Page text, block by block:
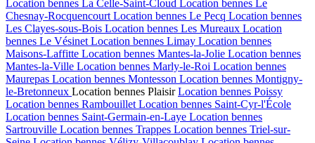
Location bennes La Celle-Saint-Cloud Location bennes Le
Chesnay-Rocquencourt Location bennes Le Pecq Location bennes
Les Clayes-sous-Bois Location bennes Les Mureaux Location
bennes Le Vésinet Location bennes Limay Location bennes
Maisons-Laffitte Location bennes Mantes-la-Jolie Location bennes
Mantes-la-Ville Location bennes Marly-le-Roi Location bennes
Maurepas Location bennes Montesson Location bennes Montigny-
le-Bretonneux Location bennes Plaisir Location bennes Poissy
Location bennes Rambouillet Location bennes Saint-Cyr-l'École
Location bennes Saint-Germain-en-Laye Location bennes
Sartrouville Location bennes Trappes Location bennes Triel-sur-